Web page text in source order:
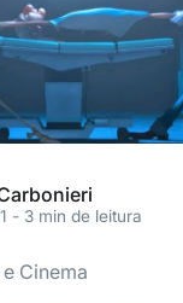
- 3 min de leitura
Cinema